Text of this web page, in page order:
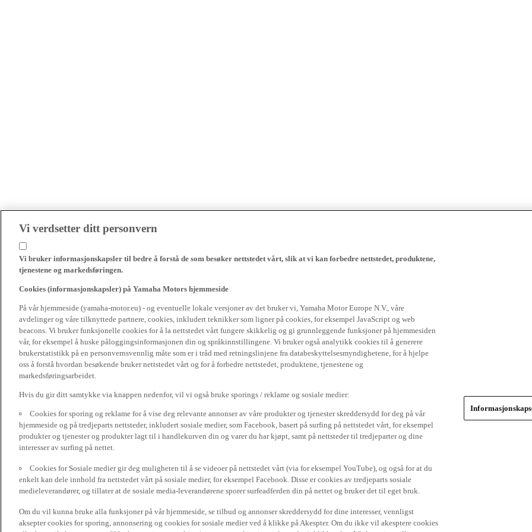
Vi verdsetter ditt personvern
Vi bruker informasjonskapsler til bedre å forstå de som besøker nettstedet vårt, slik at vi kan forbedre nettstedet, produktene,
tjenestene og markedsføringen.
Cookies (informasjonskapsler) på Yamaha Motors hjemmeside
På vår hjemmeside (yamaha-motor.eu) - og eventuelle lokale versjoner av det bruker vi, Yamaha Motor Europe N.V., våre
avdelinger og våre tilknyttede partnere, cookies, inkludert teknikker som ligner på cookies, for eksempel JavaScript og web
beacons. Vi bruker funksjonelle cookies for å la nettstedet vårt fungere skikkelig og gi grunnleggende funksjoner på hjemmesiden
vår, for eksempel å huske påloggingsinformasjonen din og språkinnstillingene. Vi bruker også analytikk cookies til å generere
brukerstatistikk på en personvernsvennlig måte som er i tråd med retningslinjene fra databeskyttelsesmyndighetene, for å hjelpe
oss å forstå hvordan besøkende bruker nettstedet vårt og for å forbedre nettstedet, produktene, tjenestene og
markedsføringsarbeidet.
Hvis du gir ditt samtykke via knappen nedenfor, vil vi også bruke sporings / reklame og sosiale medier:
Cookies for sporing og reklame for å vise deg relevante annonser av våre produkter og tjenester skreddersydd for deg på vår
hjemmeside og på tredjeparts nettsteder, inkludert sosiale medier, som Facebook, basert på surfing på nettstedet vårt, for eksempel
produkter og tjenester og produkter lagt til i handlekurven din og varer du har kjøpt, samt på nettsteder til tredjeparter og dine
interesser av surfing på nettet.
Cookies for Sosiale medier gir deg muligheten til å se videoer på nettstedet vårt (via for eksempel YouTube), og også for at du
enkelt kan dele innhold fra nettstedet vårt på sosiale medier, for eksempel Facebook. Disse er cookies av tredjeparts sosiale
medieleverandører, og tillater at de sosiale media-leverandørene sporer surfeadferden din på nettet og bruker det til eget bruk.
Om du vil kunna bruke alla funksjoner på vår hjemmeside, se tilbud og annonser skreddersydd for dine interesser, vennligst
aksepter cookies for sporing, annonsering og cookies for sosiale medier ved å klikke på Akespter. Om du ikke vil akesptere cookies